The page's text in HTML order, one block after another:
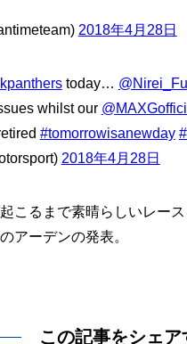
2018年4月28日
today…
whilst our
#tomorrowisanewday
2018年4月28日
こるまで素晴らしいレー
アーデンの発表。
この記事をシェア